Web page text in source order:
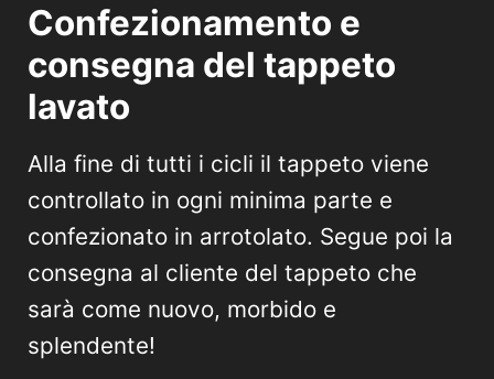
Confezionamento e
consegna del tappeto
lavato
Alla fine di tutti i cicli il tappeto viene
controllato in ogni minima parte e
confezionato in arrotolato. Segue poi la
consegna al cliente del tappeto che
sarà come nuovo, morbido e
splendente!